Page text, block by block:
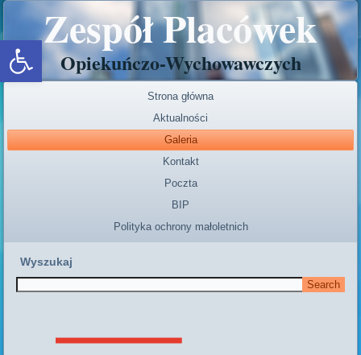
Open toolbarZespół Placówek
Opiekuńczo-Wychowawczych
Strona główna
Aktualności
Galeria
Kontakt
Poczta
BIP
Polityka ochrony małoletnich
Wyszukaj